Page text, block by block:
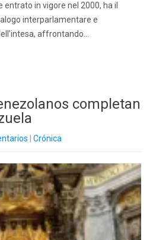
entrato in vigore nel 2000, ha il
interparlamentare e
affrontando…
completan
Crónica